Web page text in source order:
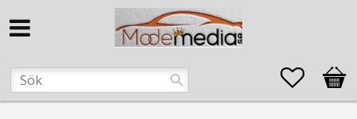
Favoriter